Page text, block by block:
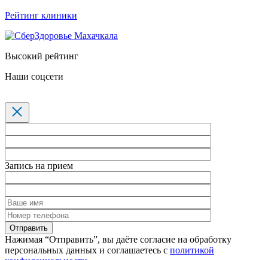
Рейтинг клиники
Высокий рейтинг
Наши соцсети
Запись на прием
Нажимая “Отправить”, вы даёте согласие на обработку
персональных данных и соглашаетесь с политикой